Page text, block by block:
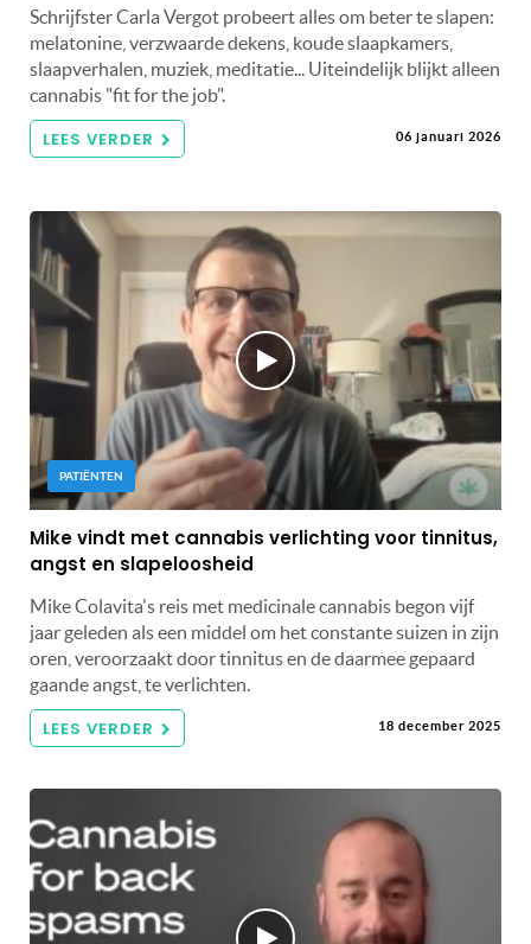
Schrijfster Carla Vergot probeert alles om beter te slapen:
melatonine, verzwaarde dekens, koude slaapkamers,
slaapverhalen, muziek, meditatie... Uiteindelijk blijkt alleen
cannabis "fit for the job".
LEES VERDER 06 januari 2026
PATIËNTEN
Mike vindt met cannabis verlichting voor tinnitus,
angst en slapeloosheid
Mike Colavita's reis met medicinale cannabis begon vijf
jaar geleden als een middel om het constante suizen in zijn
oren, veroorzaakt door tinnitus en de daarmee gepaard
gaande angst, te verlichten.
LEES VERDER 18 december 2025